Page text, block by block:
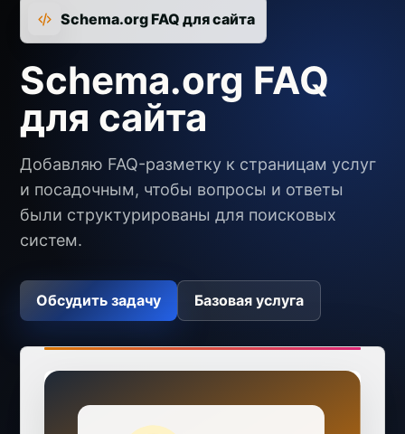
Schema.org FAQ для сайта
Schema.org FAQ
для сайта
Добавляю FAQ-разметку к страницам услуг
и посадочным, чтобы вопросы и ответы
были структурированы для поисковых
систем.
Обсудить задачу Базовая услуга